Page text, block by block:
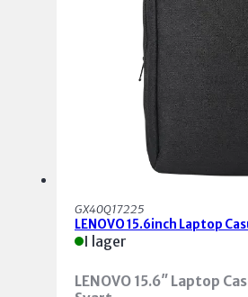
GX40Q17225
LENOVO 15.6inch Laptop
I lager
LENOVO 15.6″ Laptop